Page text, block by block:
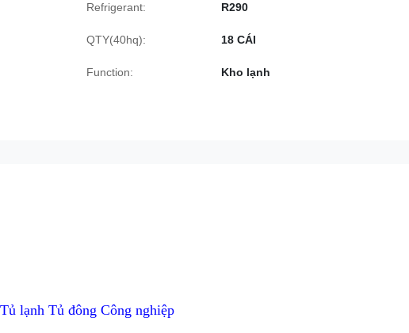
Refrigerant: R290
QTY(40hq): 18 CÁI
Function: Kho lạnh
lạnh Tủ đông Công nghiệp